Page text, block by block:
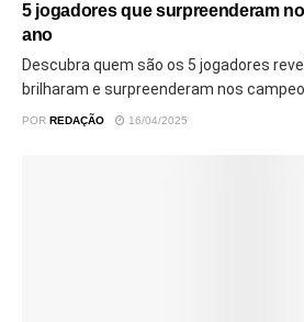
5 jogadores que surpreenderam
ano
Descubra quem são os 5 jogadores
brilharam e surpreenderam nos
POR REDAÇÃO 16/04/2025